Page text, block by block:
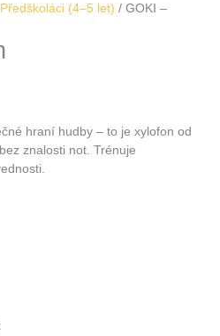
Předškoláci (4–5 let) / GOKI –
hraní hudby – to je xylofon od
znalosti not. Trénuje